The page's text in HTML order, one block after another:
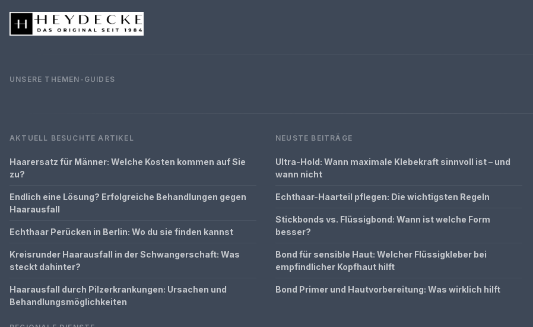
UNSERE THEMEN-GUIDES
AKTUELL BESUCHTE ARTIKEL
Haarersatz für Männer: Welche Kosten kommen auf Sie
zu?
Endlich eine Lösung? Erfolgreiche Behandlungen gegen
Haarausfall
Echthaar Perücken in Berlin: Wo du sie finden kannst
Kreisrunder Haarausfall in der Schwangerschaft: Was
steckt dahinter?
Haarausfall durch Pilzerkrankungen: Ursachen und
Behandlungsmöglichkeiten
NEUSTE BEITRÄGE
Ultra-Hold: Wann maximale Klebekraft sinnvoll ist – und
wann nicht
Echthaar-Haarteil pflegen: Die wichtigsten Regeln
Stickbonds vs. Flüssigbond: Wann ist welche Form
besser?
Bond für sensible Haut: Welcher Flüssigkleber bei
empfindlicher Kopfhaut hilft
Bond Primer und Hautvorbereitung: Was wirklich hilft